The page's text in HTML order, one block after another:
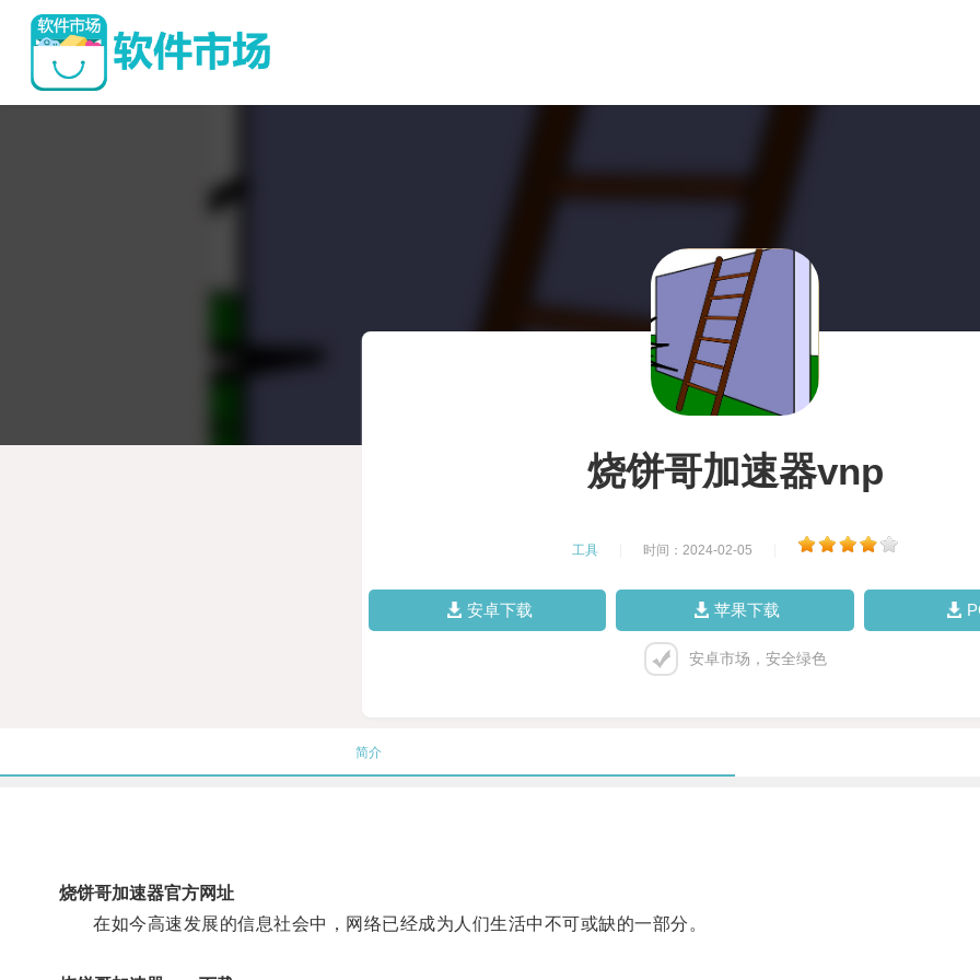
烧饼哥加速器vnp
工具 时间：2024-02-05
安卓下载 苹果下载
安卓市场，安全绿色
简介
烧饼哥加速器官方网址
在如今高速发展的信息社会中，网络已经成为人们生活中不可或缺的一部分。